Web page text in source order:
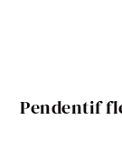
Pendentif